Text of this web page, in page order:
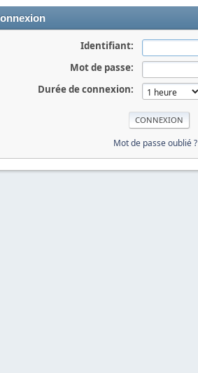
Identifiant:
Mot de passe:
Durée de connexion:
Mot de passe oublié ?